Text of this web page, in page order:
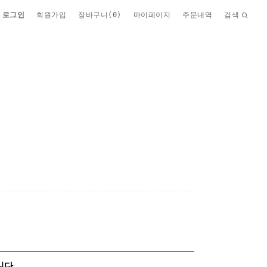
로그인 회원가입 장바구니( 0) 마이페이지 주문내역 검색